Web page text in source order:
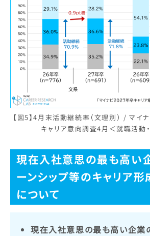
【図5】4月末活動継続率（文理別） / マイ
キャリア意向調査4月＜就職活動
現在入社意思の最も高い
ーンシップ等のキャリア形
について
現在入社意思の最も高い企業